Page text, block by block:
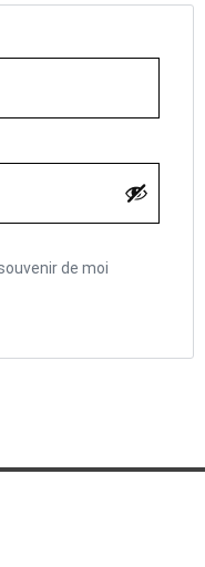
de moi